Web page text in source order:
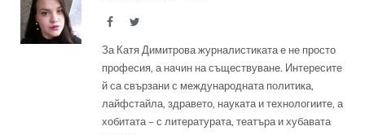
FacebookTwitter
За Катя Димитрова журналистиката е не просто
професия, а начин на съществуване. Интересите
й са свързани с международната политика,
лайфстайла, здравето, науката и технологиите, а
хобитата – с литературата, театъра и хубавата